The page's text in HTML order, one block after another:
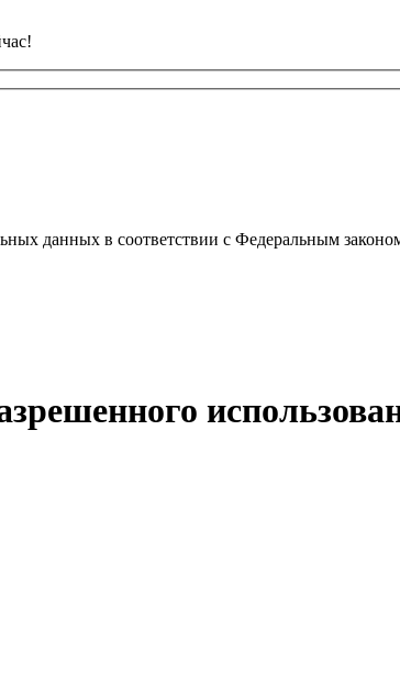
данных в соответствии с Федеральным